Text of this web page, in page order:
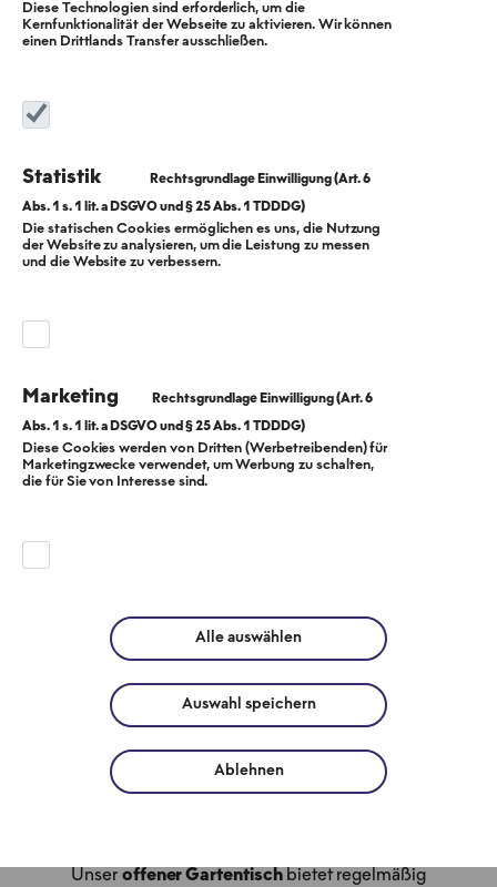
Eine grüne
Herzen von Berlin
In unseren Stadtgärten in derNeuen Grünstraße
Heizkraftwerk Mittewird jedes Jahr aufs Neue
die Garten-Saison zelebriert. Unsere "Pflanz was!"-
Stadtgärten sind offen für alle. Hier kannst du deinem
grünen Daumen auf insgesamt 2.000 m freien Lauf
lassen. Entdecke die grünen Treffpunkte im Herzen
Unser offener Gartentisch bietet regelmäßig
Diese Technologien sind erforderlich, um die
Kernfunktionalität der Webseite zu aktivieren. Wir können
einen Drittlands Transfer ausschließen.
Statistik
Die statischen Cookies ermöglichen es uns, die Nutzung
der Website zu analysieren, um die Leistung zu messen
und die Website zu verbessern.
Marketing
Diese Cookies werden von Dritten (Werbetreibenden) für
Marketingzwecke verwendet, um Werbung zu schalten,
die für Sie von Interesse sind.
Alle auswählen
Auswahl speichern
Ablehnen